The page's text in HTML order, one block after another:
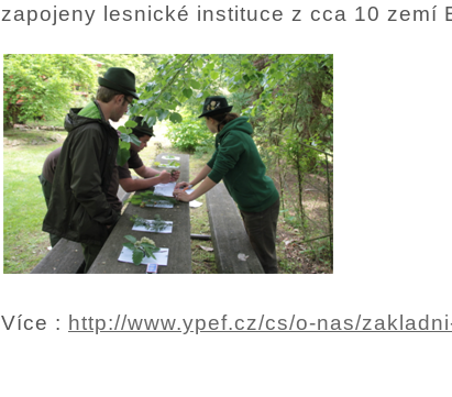
zapojeny lesnické instituce z cca 10 zemí
Více : http://www.ypef.cz/cs/o-nas/